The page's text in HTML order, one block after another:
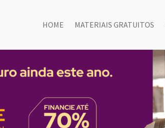
HOME MATERIAIS GRATUITOS